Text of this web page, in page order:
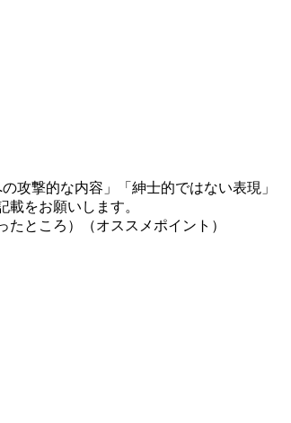
攻撃的な内容」「紳士的ではない表現」
をお願いします。
ところ）（オススメポイント）